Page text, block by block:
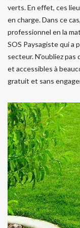
verts. En effet, ces
en charge. Dans ce
professionnel en la
SOS Paysagiste qui a
secteur. N'oubliez
et accessibles à
gratuit et sans